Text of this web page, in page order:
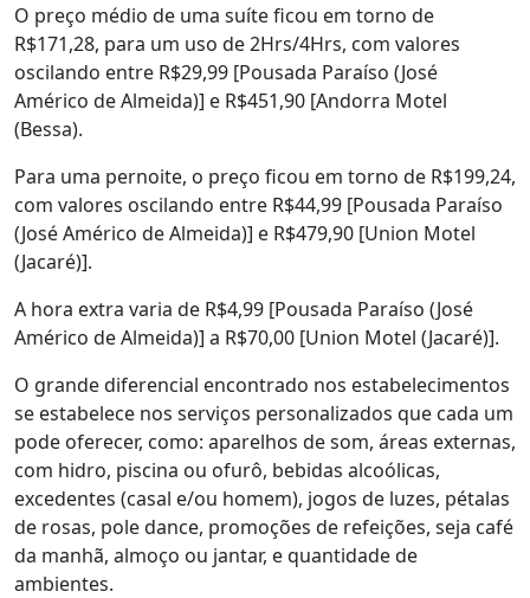
O preço médio de uma suíte ficou em torno de
R$171,28, para um uso de 2Hrs/4Hrs, com valores
oscilando entre R$29,99 [Pousada Paraíso (José
Américo de Almeida)] e R$451,90 [Andorra Motel
(Bessa).
Para uma pernoite, o preço ficou em torno de R$199,24,
com valores oscilando entre R$44,99 [Pousada Paraíso
(José Américo de Almeida)] e R$479,90 [Union Motel
(Jacaré)].
A hora extra varia de R$4,99 [Pousada Paraíso (José
Américo de Almeida)] a R$70,00 [Union Motel (Jacaré)].
O grande diferencial encontrado nos estabelecimentos
se estabelece nos serviços personalizados que cada um
pode oferecer, como: aparelhos de som, áreas externas,
com hidro, piscina ou ofurô, bebidas alcoólicas,
excedentes (casal e/ou homem), jogos de luzes, pétalas
de rosas, pole dance, promoções de refeições, seja café
da manhã, almoço ou jantar, e quantidade de
ambientes.